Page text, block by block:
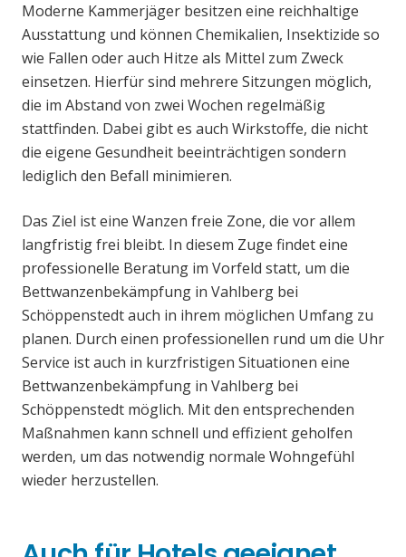
Moderne Kammerjäger besitzen eine reichhaltige
Ausstattung und können Chemikalien, Insektizide so
wie Fallen oder auch Hitze als Mittel zum Zweck
einsetzen. Hierfür sind mehrere Sitzungen möglich,
die im Abstand von zwei Wochen regelmäßig
stattfinden. Dabei gibt es auch Wirkstoffe, die nicht
die eigene Gesundheit beeinträchtigen sondern
lediglich den Befall minimieren.
Das Ziel ist eine Wanzen freie Zone, die vor allem
langfristig frei bleibt. In diesem Zuge findet eine
professionelle Beratung im Vorfeld statt, um die
Bettwanzenbekämpfung in Vahlberg bei
Schöppenstedt auch in ihrem möglichen Umfang zu
planen. Durch einen professionellen rund um die Uhr
Service ist auch in kurzfristigen Situationen eine
Bettwanzenbekämpfung in Vahlberg bei
Schöppenstedt möglich. Mit den entsprechenden
Maßnahmen kann schnell und effizient geholfen
werden, um das notwendig normale Wohngefühl
wieder herzustellen.